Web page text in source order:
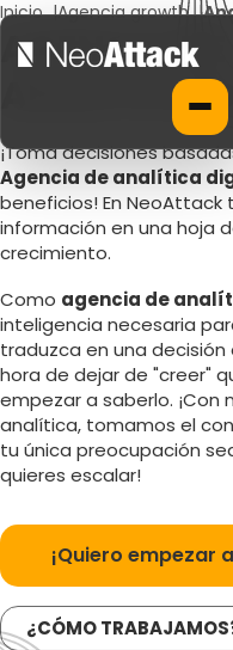
Inicio |Agencia growth |
AGENCIA DE
ANALÍTICA
¡Toma decisiones
Agencia de analítica
beneficios! En
información en una hoja
crecimiento.
Como agencia de
inteligencia necesaria
traduzca en una
hora de dejar de "creer"
empezar a saberlo.
analítica, tomamos el
tu única preocupación
quieres escalar!
¡Quiero empezar
¿CÓMO